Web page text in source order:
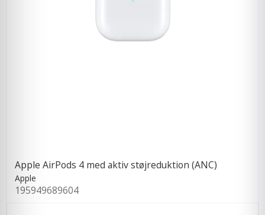
Apple AirPods 4 med aktiv støjreduktion (ANC)
Apple
195949689604